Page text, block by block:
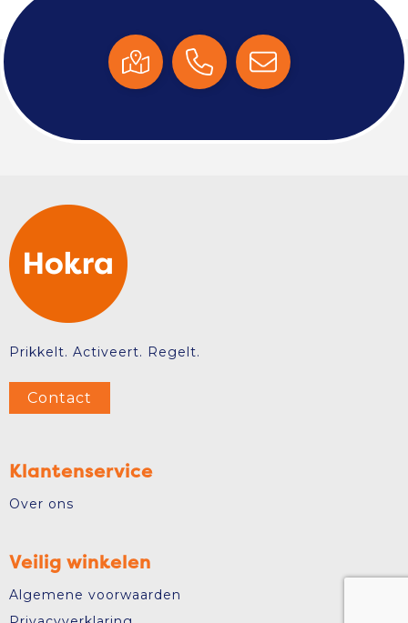
Prikkelt. Activeert. Regelt.
Contact
Klantenservice
Over ons
Veilig winkelen
Algemene voorwaarden